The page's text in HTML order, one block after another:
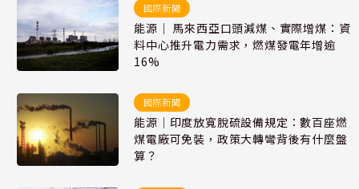
國際新聞
能源｜ 馬來西亞口頭減煤、實際增煤：資
料中心推升電力需求，燃煤發電年增逾
16%
國際新聞
能源｜印度放寬脫硫設備規定：數百座燃
煤電廠可免裝，政策大轉彎背後有什麼盤
算？